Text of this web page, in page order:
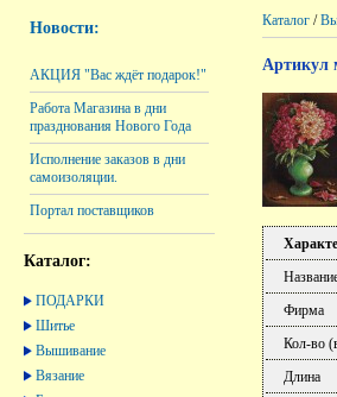
Новости:
АКЦИЯ "Вас ждёт подарок!"
Работа Магазина в дни
празднования Нового Года
Исполнение заказов в дни
самоизоляции.
Портал поставщиков
Каталог:
ПОДАРКИ
Шитье
Вышивание
Вязание
Каталог /
Артикул
Фирма
Кол-во
Длина